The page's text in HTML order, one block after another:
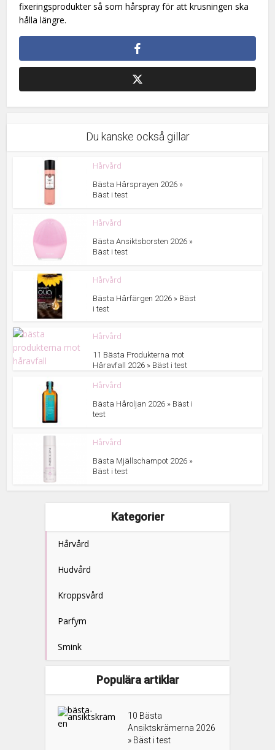
fixeringsprodukter så som hårspray för att krusningen ska
hålla längre.
Du kanske också gillar
Hårvård
Bästa Hårsprayen 2026 »
Bäst i test
Hårvård
Bästa Ansiktsborsten 2026 »
Bäst i test
Hårvård
Bästa Hårfärgen 2026 » Bäst
i test
Hårvård
11 Bästa Produkterna mot
Håravfall 2026 » Bäst i test
Hårvård
Bästa Håroljan 2026 » Bäst i
test
Hårvård
Bästa Mjällschampot 2026 »
Bäst i test
Kategorier
Hårvård
Hudvård
Kroppsvård
Parfym
Smink
Populära artiklar
10 Bästa
Ansiktskrämerna 2026
» Bäst i test